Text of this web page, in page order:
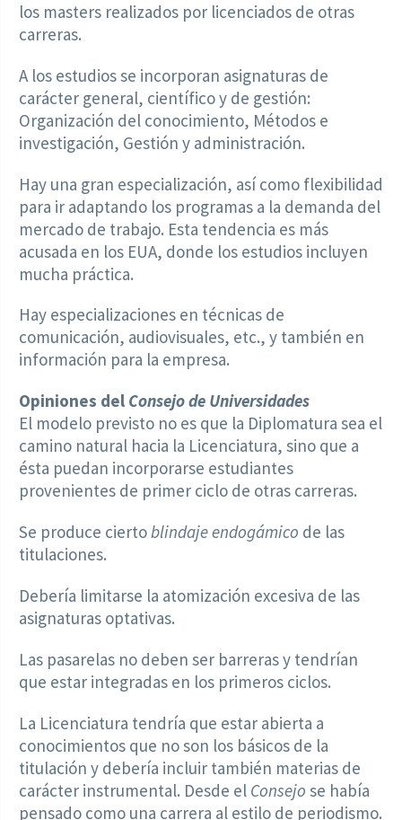
los masters realizados por licenciados de otras
carreras.
A los estudios se incorporan asignaturas de
carácter general, científico y de gestión:
Organización del conocimiento, Métodos e
investigación, Gestión y administración.
Hay una gran especialización, así como flexibilidad
para ir adaptando los programas a la demanda del
mercado de trabajo. Esta tendencia es más
acusada en los EUA, donde los estudios incluyen
mucha práctica.
Hay especializaciones en técnicas de
comunicación, audiovisuales, etc., y también en
información para la empresa.
Opiniones del Consejo de Universidades
El modelo previsto no es que la Diplomatura sea el
camino natural hacia la Licenciatura, sino que a
ésta puedan incorporarse estudiantes
provenientes de primer ciclo de otras carreras.
Se produce ciertoblindaje endogámico de las
titulaciones.
Debería limitarse la atomización excesiva de las
asignaturas optativas.
Las pasarelas no deben ser barreras y tendrían
que estar integradas en los primeros ciclos.
La Licenciatura tendría que estar abierta a
conocimientos que no son los básicos de la
titulación y debería incluir también materias de
carácter instrumental. Desde el Consejo se había
pensado como una carrera al estilo de periodismo.